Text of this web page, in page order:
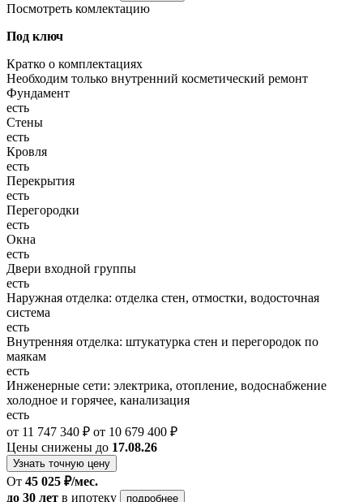
Посмотреть комлектацию
Под ключ
Кратко о комплектациях
Необходим только внутренний косметический ремонт
Фундамент
есть
Стены
есть
Кровля
есть
Перекрытия
есть
Перегородки
есть
Окна
есть
Двери входной группы
есть
Наружная отделка: отделка стен, отмостки, водосточная
система
есть
Внутренняя отделка: штукатурка стен и перегородок по
маякам
есть
Инженерные сети: электрика, отопление, водоснабжение
холодное и горячее, канализация
есть
от 11 747 340 ₽ от 10 679 400 ₽
Цены снижены до 17.08.26
Узнать точную цену
От 45 025 ₽/мес.
до 30 лет в ипотеку подробнее